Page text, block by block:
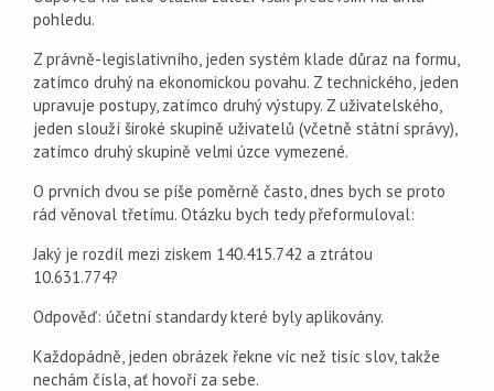
pohledu.
Z právně-legislativního, jeden systém klade důraz na formu,
zatímco druhý na ekonomickou povahu. Z technického, jeden
upravuje postupy, zatímco druhý výstupy. Z uživatelského,
jeden slouží široké skupině uživatelů (včetně státní správy),
zatímco druhý skupině velmi úzce vymezené.
O prvních dvou se píše poměrně často, dnes bych se proto
rád věnoval třetímu. Otázku bych tedy přeformuloval:
Jaký je rozdíl mezi ziskem 140.415.742 a ztrátou
10.631.774?
Odpověď: účetní standardy které byly aplikovány.
Každopádně, jeden obrázek řekne víc než tisíc slov, takže
nechám čísla, ať hovoří za sebe.